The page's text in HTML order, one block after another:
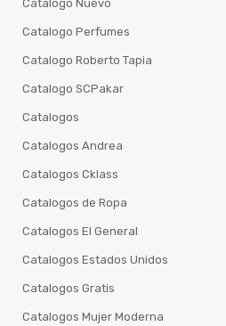
Catalogo Nuevo
Catalogo Perfumes
Catalogo Roberto Tapia
Catalogo SCPakar
Catalogos
Catalogos Andrea
Catalogos Cklass
Catalogos de Ropa
Catalogos El General
Catalogos Estados Unidos
Catalogos Gratis
Catalogos Mujer Moderna